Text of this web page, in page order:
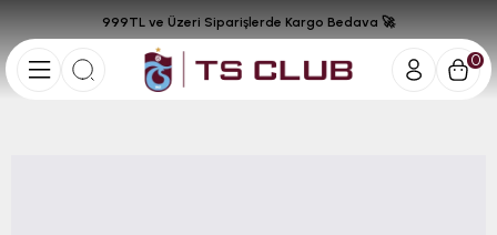
0
999TL ve Üzeri Siparişlerde Kargo Bedava 🚀